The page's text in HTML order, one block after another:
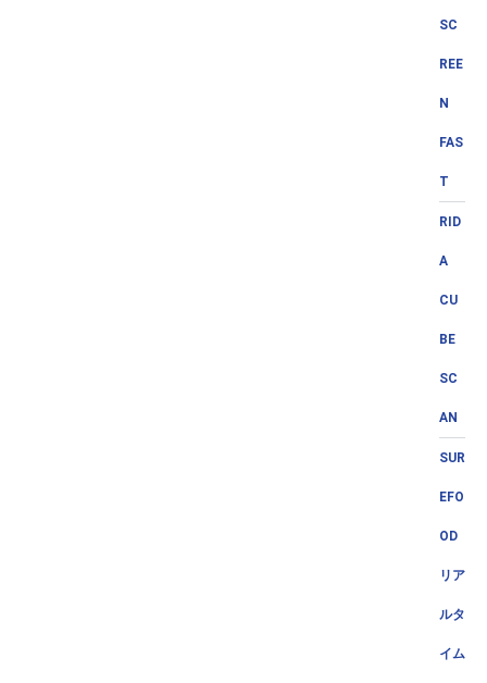
SC
REE
N
FAS
T
RID
A
CU
BE
SC
AN
SUR
EFO
OD
リア
ルタ
イム